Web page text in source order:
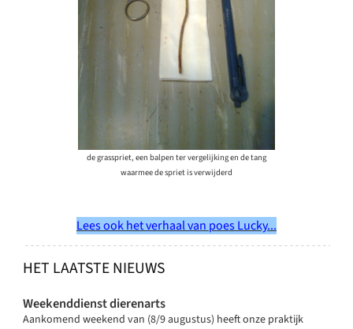
de grasspriet, een balpen ter vergelijking en de tang
waarmee de spriet is verwijderd
Lees ook het verhaal van poes Lucky...
HET LAATSTE NIEUWS
Weekenddienst dierenarts
Aankomend weekend van (8/9 augustus) heeft onze praktijk